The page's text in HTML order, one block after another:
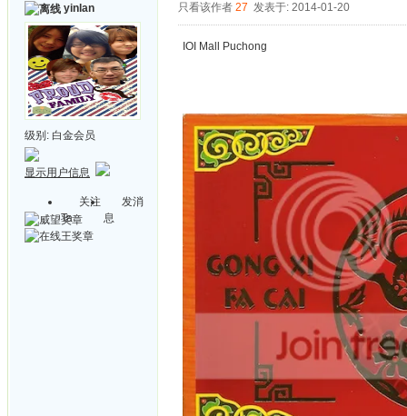
yinlan
级别: 白金会员
显示用户信息
关注
Ta
发消
息
只看该作者 27 发表于: 2014-01-20
IOI Mall Puchong